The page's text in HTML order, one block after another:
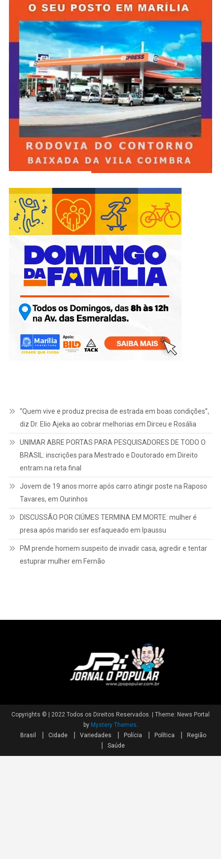
“Quem vive e produz precisa de estrada em boas condições”,
diz Dr. Elio Ajeka ao cobrar melhorias em Dirceu e Rosália
UNIMAR ABRE PORTAS PARA PESQUISADORES DE TODO O
BRASIL: inscrições para Mestrado e Doutorado em Direito
entram na reta final
Jovem de 19 anos morre após carro atingir poste na Raposo
Tavares, em Ourinhos
DISCUSSÃO POR CIÚMES TERMINA EM MORTE: mulher é
presa após marido ser esfaqueado em Ipaussu
PM prende homem suspeito de invadir casa, agredir e tentar
estuprar mulher em Fernão
Copyrights © | 2022 Todos os Direitos Reservados. | Theme: News Portal
by Mystery Themes.
Brasil
Cidade Variedades Polícia Política
Região
Saúde